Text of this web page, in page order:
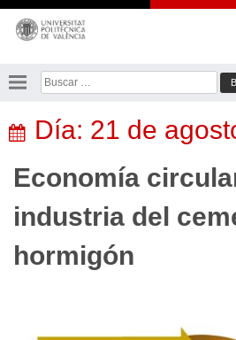
Saltar
contenido
Buscar:
Día: 21 de
Economía
industria del
hormigón